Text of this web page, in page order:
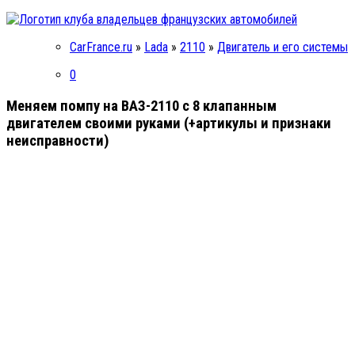
CarFrance.ru » Lada » 2110 » Двигатель и его системы
0
Меняем помпу на ВАЗ-2110 с 8 клапанным
двигателем своими руками (+артикулы и признаки
неисправности)